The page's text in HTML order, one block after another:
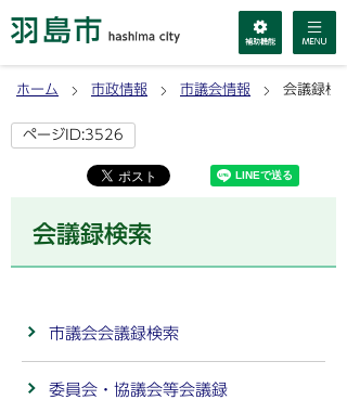
ホーム 市政情報 市議会情報 会議録検索
ページID:3526
会議録検索
市議会会議録検索
委員会・協議会等会議録